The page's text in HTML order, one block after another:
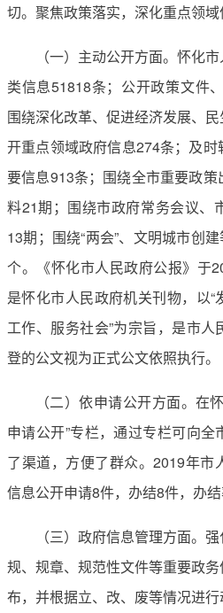
切。聚焦政策落实，深化重点领域
（一）主动公开方面。怀化
类信息51818条；公开政策文件
围绕深化改革、促进经济发展、
开重点领域政府信息274条；及
要信息913条；围绕全市重要政
料21期；围绕市政府常务会议、
13期；围绕“两会”、文明城市创
个。《怀化市人民政府公报》于
是怀化市人民政府机关刊物，以
工作、服务社会”为宗旨，是市
登的公文视为正式公文依照执行。
（二）依申请公开方面。在
申请公开”专栏，通过专栏可向
了渠道，方便了群众。2019年市
信息公开申请8件，办结8件，办结
（三）政府信息管理方面。
规、规章、规范性文件等重要政
布，并根据立、改、废等情况进